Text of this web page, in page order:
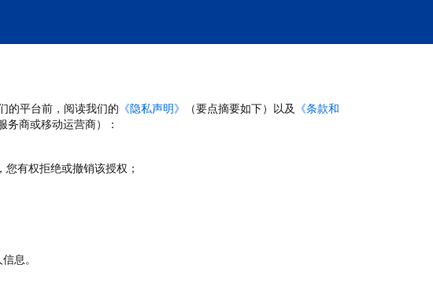
的平台前，阅读我们的 《隐私声明》 （要点摘要如下）以及 《条款和
商或移动运营商）：
有权拒绝或撤销该授权；
息。